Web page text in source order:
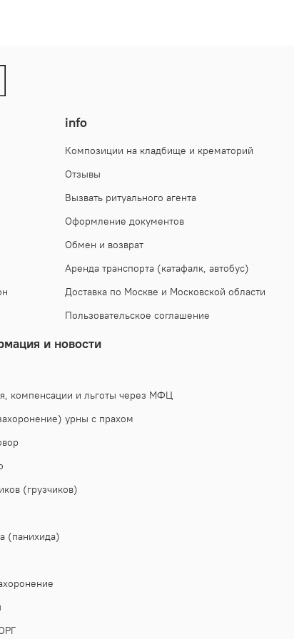
info
Композиции на кладбище и крематорий
Отзывы
Вызвать ритуального агента
Оформление документов
Обмен и возврат
Аренда транспорта (катафалк, автобус)
Доставка по Москве и Московской области
Пользовательское соглашение
и новости
компенсации и льготы через МФЦ
урны с прахом
(грузчиков)
(панихида)